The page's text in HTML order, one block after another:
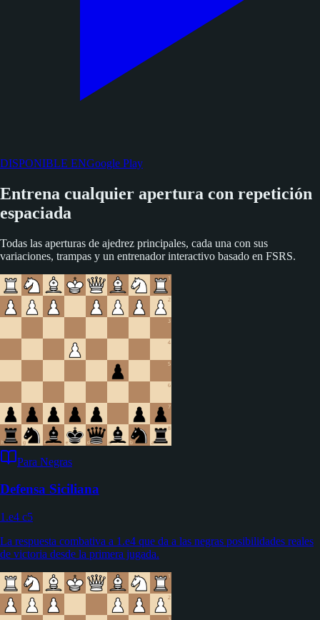
DISPONIBLE ENGoogle Play
Entrena cualquier apertura con repetición
espaciada
Todas las aperturas de ajedrez principales, cada una con sus
variaciones, trampas y un entrenador interactivo basado en FSRS.
Para Negras
Defensa Siciliana
1.e4 c5
La respuesta combativa a 1.e4 que da a las negras posibilidades reales
de victoria desde la primera jugada.